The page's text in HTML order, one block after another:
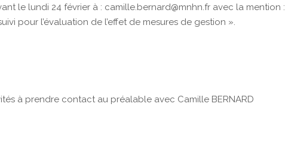
le lundi 24 février à : camille.bernard@mnhn.fr avec la mention :
pour l’évaluation de l’effet de mesures de gestion ».
à prendre contact au préalable avec Camille BERNARD